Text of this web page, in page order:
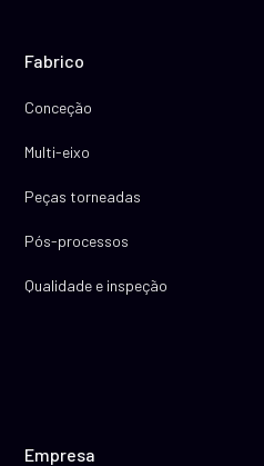
Fabrico
Conceção
Multi-eixo
Peças torneadas
Pós-processos
Qualidade e inspeção
Empresa